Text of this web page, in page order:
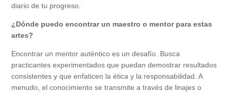
diario de tu progreso.
¿Dónde puedo encontrar un maestro o mentor para estas
artes?
Encontrar un mentor auténtico es un desafío. Busca
practicantes experimentados que puedan demostrar resultados
consistentes y que enfaticen la ética y la responsabilidad. A
menudo, el conocimiento se transmite a través de linajes o